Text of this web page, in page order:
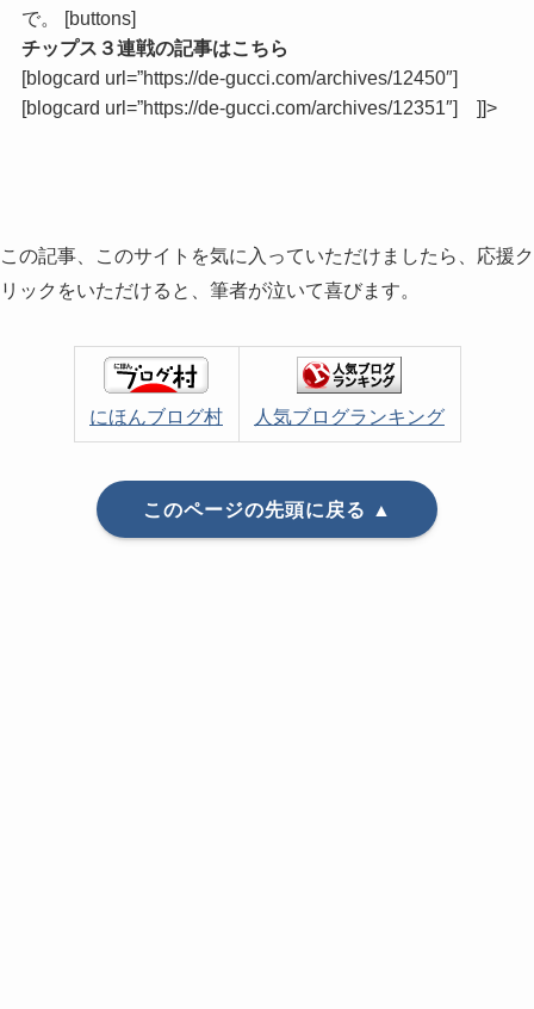
で。 [buttons]
チップス３連戦の記事はこちら
[blogcard url=”https://de-gucci.com/archives/12450″]
[blogcard url=”https://de-gucci.com/archives/12351″] ]]>
この記事、このサイトを気に入っていただけましたら、応援ク
リックをいただけると、筆者が泣いて喜びます。
にほんブログ村 人気ブログランキング
このページの先頭に戻る ▲